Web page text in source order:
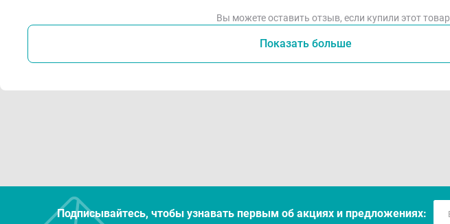
Вы можете оставить отзыв, если купили этот товар
Показать больше
Подписывайтесь, чтобы узнавать первым об акцияx и предложениях: